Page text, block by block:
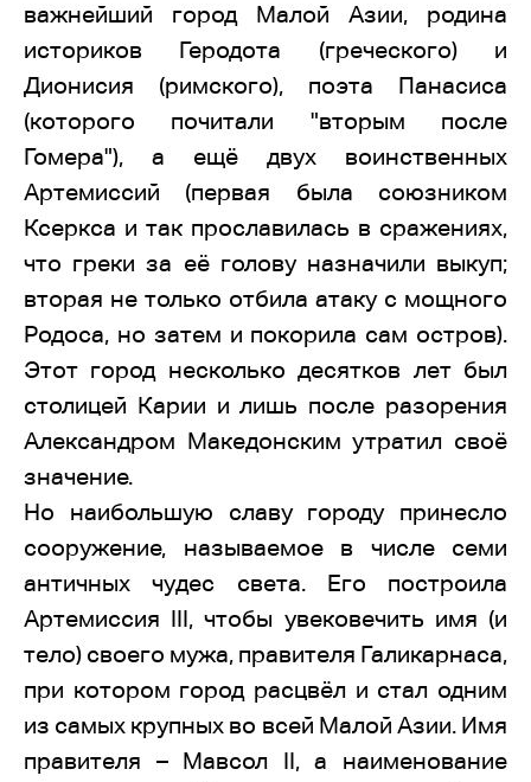
важнейший город Малой Азии, родина
историков Геродота (греческого) и
Дионисия (римского), поэта Панасиса
(которого почитали "вторым после
Гомера"), а ещё двух воинственных
Артемиссий (первая была союзником
Ксеркса и так прославилась в сражениях,
что греки за её голову назначили выкуп;
вторая не только отбила атаку с мощного
Родоса, но затем и покорила сам остров).
Этот город несколько десятков лет был
столицей Карии и лишь после разорения
Александром Македонским утратил своё
значение.
Но наибольшую славу городу принесло
сооружение, называемое в числе семи
античных чудес света. Его построила
Артемиссия III, чтобы увековечить имя (и
тело) своего мужа, правителя Галикарнаса,
при котором город расцвёл и стал одним
из самых крупных во всей Малой Азии. Имя
правителя – Мавсол II, а наименование